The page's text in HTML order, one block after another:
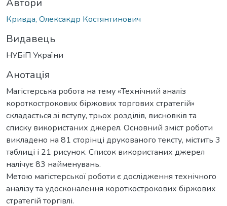
Кривда, Олексакдр Костянтинович
Видавець
НУБіП України
Анотація
Магістерська робота на тему «Технічний аналіз
короткострокових біржових торгових стратегій»
складається зі вступу, трьох розділів, висновків та
списку використаних джерел. Основний зміст роботи
викладено на 81 сторінці друкованого тексту, містить 3
таблиці і 21 рисунок. Список використаних джерел
налічує 83 найменувань.
Метою магістерської роботи є дослідження технічного
аналізу та удосконалення короткострокових біржових
стратегій торгівлі.